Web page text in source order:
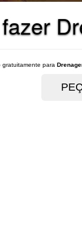
gratuitamente para